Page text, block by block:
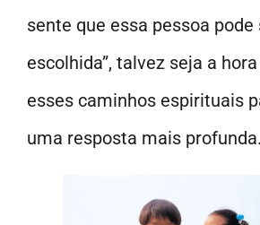
sente que essa pessoa pode
escolhida”, talvez seja a
esses caminhos espirituais
uma resposta mais profunda.